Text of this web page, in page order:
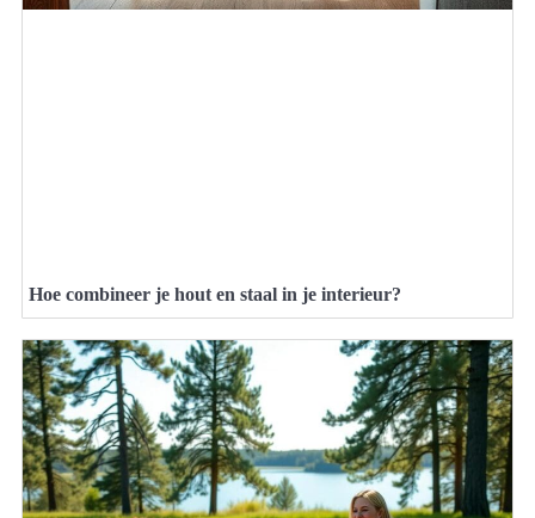
Hoe combineer je hout en staal in je interieur?